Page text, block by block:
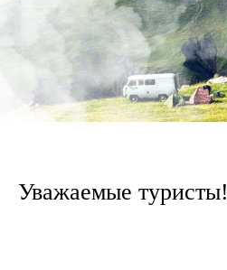
Уважаемые туристы!